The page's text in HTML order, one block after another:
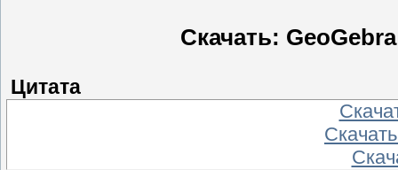
Скачать:
Цитата